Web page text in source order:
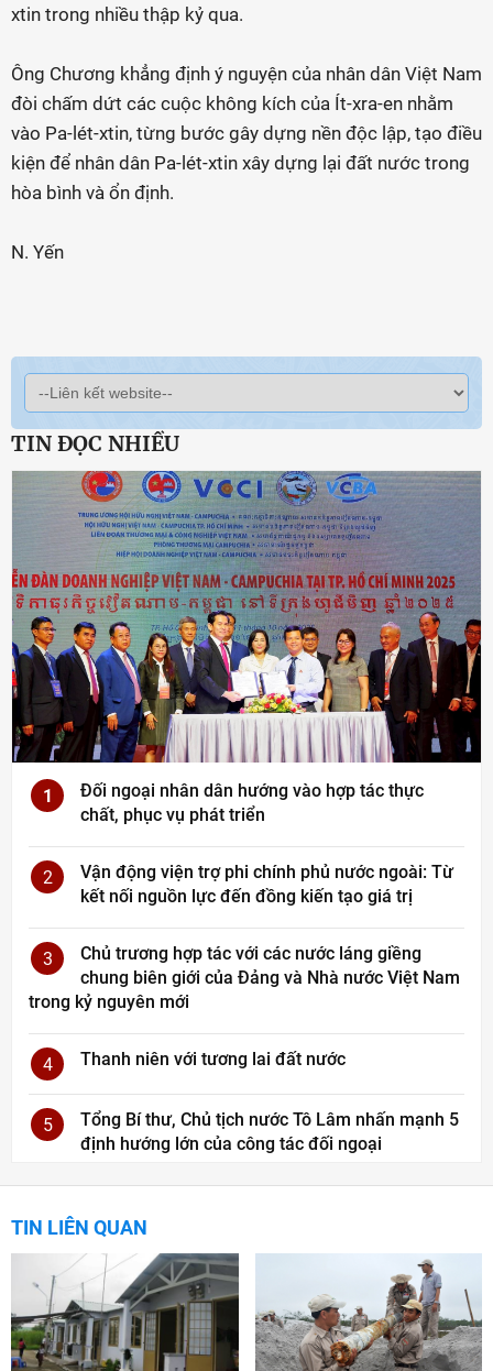
xtin trong nhiều thập kỷ qua.
Ông Chương khẳng định ý nguyện của nhân dân Việt Nam
đòi chấm dứt các cuộc không kích của Ít-xra-en nhằm
vào Pa-lét-xtin, từng bước gây dựng nền độc lập, tạo điều
kiện để nhân dân Pa-lét-xtin xây dựng lại đất nước trong
hòa bình và ổn định.
N. Yến
TIN ĐỌC NHIỀU
1
Đối ngoại nhân dân hướng vào hợp tác thực
chất, phục vụ phát triển
2
Vận động viện trợ phi chính phủ nước ngoài: Từ
kết nối nguồn lực đến đồng kiến tạo giá trị
3
Chủ trương hợp tác với các nước láng giềng
chung biên giới của Đảng và Nhà nước Việt Nam
trong kỷ nguyên mới
4 Thanh niên với tương lai đất nước
5
Tổng Bí thư, Chủ tịch nước Tô Lâm nhấn mạnh 5
định hướng lớn của công tác đối ngoại
TIN LIÊN QUAN